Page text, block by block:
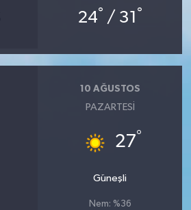
24° / 31 °
10 AĞUSTOS
PAZARTESI
27°
Güneşli
Nem: %36